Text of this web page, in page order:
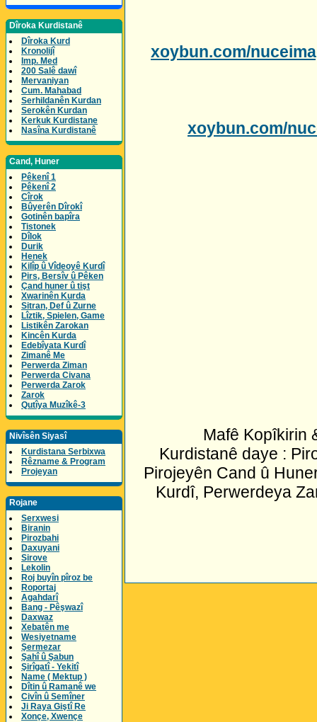
Dîroka Kurdistanê
Dîroka Kurd
Kronolijî
Imp. Med
200 Salê dawî
Mervaniyan
Cum. Mahabad
Serhildanên Kurdan
Serokên Kurdan
Kerkuk Kurdistane
Nasîna Kurdistanê
Cand, Huner
Pêkenî 1
Pêkenî 2
Cîrok
Bûyerên Dîrokî
Gotinên bapîra
Tistonek
Dîlok
Durik
Henek
Kilîp û Vîdeoyê Kurdî
Pirs, Bersîv û Pêken
Çand huner û tişt
Xwarinên Kurda
Sitran, Def û Zurne
Lîztik, Spielen, Game
Listikên Zarokan
Kincên Kurda
Edebîyata Kurdî
Zimanê Me
Perwerda Ziman
Perwerda Civana
Perwerda Zarok
Zarok
Qutîya Muzîkê-3
Nivîsên Siyasî
Kurdistana Serbixwa
Rêzname & Program
Projeyan
Rojane
Serxwesi
Biranin
Pirozbahi
Daxuyani
Sirove
Lekolin
Roj buyîn pîroz be
Roportaj
Agahdarî
Bang - Pêşwazî
Daxwaz
Xebatên me
Wesiyetname
Şermezar
Şahî û Şabun
Şirîgatî - Yekitî
Name ( Mektup )
Dîtin û Ramanê we
Civîn û Semîner
Ji Raya Giştî Re
Xonçe, Xwençe
xoybun.com/
xoybun.com/
Mafê Kopîkirin
Kurdistanê daye :
Pirojeyên Cand û
Kurdî, Perwerdeya